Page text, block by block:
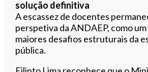
solução definitiva
A escassez de docentes
perspetiva da ANDAEP, como um
maiores desafios estruturais da
pública.